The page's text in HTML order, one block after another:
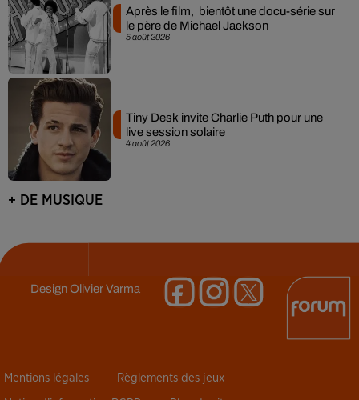
5 août 2026
Après le film, bientôt une docu-série sur
le père de Michael Jackson
4 août 2026
Tiny Desk invite Charlie Puth pour une
live session solaire
+ DE MUSIQUE
DesignOlivier Varma
Mentions légales Règlements des jeux